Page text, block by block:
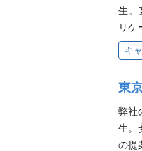
アピ
た幅
生。
リケ
ます
て、
は問
合テ
アピ
た幅
キ
東
弊社
生。
の提